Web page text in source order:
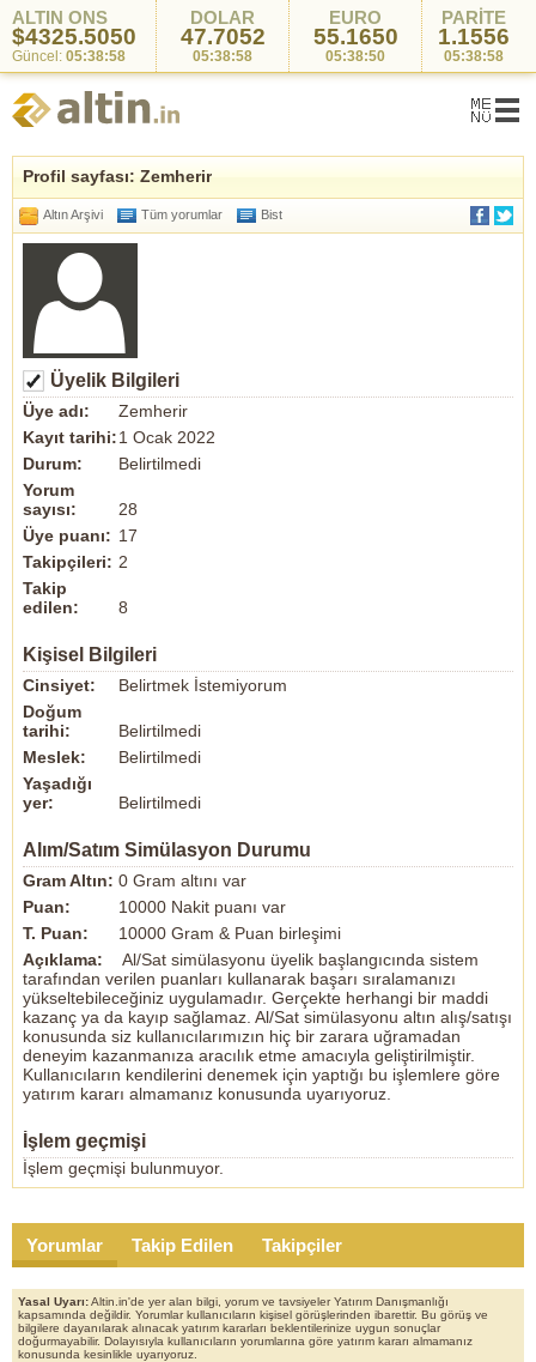
ALTIN ONS
$4325.5050
Güncel: 05:38:58
DOLAR
47.7052
05:38:58
EURO
55.1650
05:38:50
PARİTE
1.1556
05:38:58
Profil sayfası: Zemherir
Altın Arşivi Tüm yorumlar Bist
Üyelik Bilgileri
Üye adı:
Zemherir
Kayıt tarihi:1 Ocak 2022
Durum:
Belirtilmedi
Yorum
sayısı:
28
Üye puanı: 17
Takipçileri: 2
Takip
edilen:
8
Kişisel Bilgileri
Cinsiyet:
Belirtmek İstemiyorum
Doğum
tarihi:
Belirtilmedi
Meslek:
Belirtilmedi
Yaşadığı
yer:
Belirtilmedi
Alım/Satım Simülasyon Durumu
Gram Altın: 0 Gram altını var
Puan:
10000 Nakit puanı var
T. Puan:
10000 Gram & Puan birleşimi
Açıklama:
Al/Sat simülasyonu üyelik başlangıcında sistem
tarafından verilen puanları kullanarak başarı sıralamanızı
yükseltebileceğiniz uygulamadır. Gerçekte herhangi bir maddi
kazanç ya da kayıp sağlamaz. Al/Sat simülasyonu altın alış/satışı
konusunda siz kullanıcılarımızın hiç bir zarara uğramadan
deneyim kazanmanıza aracılık etme amacıyla geliştirilmiştir.
Kullanıcıların kendilerini denemek için yaptığı bu işlemlere göre
yatırım kararı almamanız konusunda uyarıyoruz.
İşlem geçmişi
İşlem geçmişi bulunmuyor.
Yorumlar Takip Edilen Takipçiler
Yasal Uyarı:Altin.in'de yer alan bilgi, yorum ve tavsiyeler Yatırım Danışmanlığı
kapsamında değildir. Yorumlar kullanıcıların kişisel görüşlerinden ibarettir. Bu görüş ve
bilgilere dayanılarak alınacak yatırım kararları beklentilerinize uygun sonuçlar
doğurmayabilir. Dolayısıyla kullanıcıların yorumlarına göre yatırım kararı almamanız
konusunda kesinlikle uyarıyoruz.